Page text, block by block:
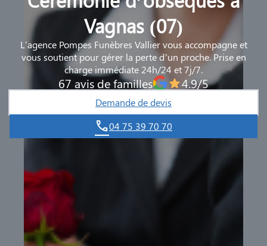
Vagnas (07)
L'agence Pompes Funèbres Vallier vous accompagne et
vous soutient pour gérer la perte d’un proche. Prise en
charge immédiate 24h/24 et 7j/7.
67 avis de familles 4.9/5
Demande de devis
04 75 39 70 70